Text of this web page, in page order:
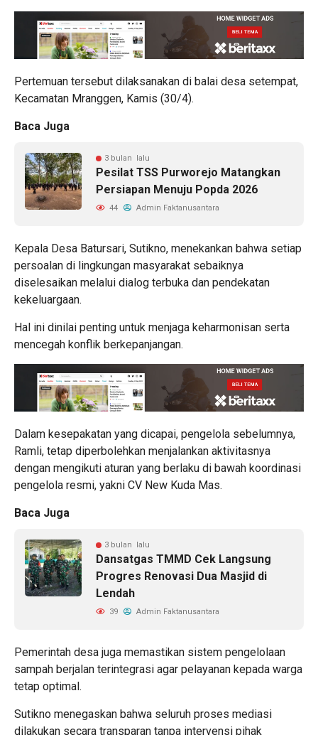
Pertemuan tersebut dilaksanakan di balai desa setempat,
Kecamatan Mranggen, Kamis (30/4).
Baca Juga
3 bulan lalu
Pesilat TSS Purworejo Matangkan
Persiapan Menuju Popda 2026
44 Admin Faktanusantara
Kepala Desa Batursari, Sutikno, menekankan bahwa setiap
persoalan di lingkungan masyarakat sebaiknya
diselesaikan melalui dialog terbuka dan pendekatan
kekeluargaan.
Hal ini dinilai penting untuk menjaga keharmonisan serta
mencegah konflik berkepanjangan.
Dalam kesepakatan yang dicapai, pengelola sebelumnya,
Ramli, tetap diperbolehkan menjalankan aktivitasnya
dengan mengikuti aturan yang berlaku di bawah koordinasi
pengelola resmi, yakni CV New Kuda Mas.
Baca Juga
3 bulan lalu
Dansatgas TMMD Cek Langsung
Progres Renovasi Dua Masjid di
Lendah
39 Admin Faktanusantara
Pemerintah desa juga memastikan sistem pengelolaan
sampah berjalan terintegrasi agar pelayanan kepada warga
tetap optimal.
Sutikno menegaskan bahwa seluruh proses mediasi
dilakukan secara transparan tanpa intervensi pihak